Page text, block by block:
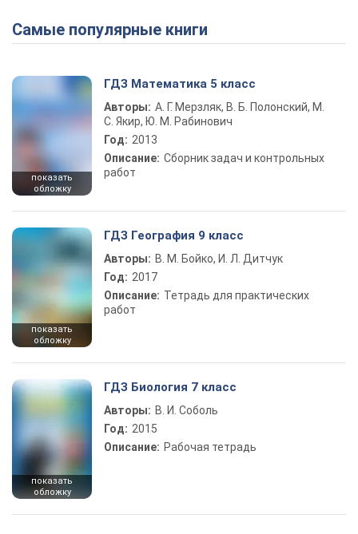
Самые популярные книги
показать
обложку
ГДЗ Математика 5 класс
Авторы: А. Г. Мерзляк, В. Б. Полонский, М.
С. Якир, Ю. М. Рабинович
Год: 2013
Описание: Сборник задач и контрольных
работ
показать
обложку
ГДЗ География 9 класс
Авторы: В. М. Бойко, И. Л. Дитчук
Год: 2017
Описание: Тетрадь для практических
работ
показать
обложку
ГДЗ Биология 7 класс
Авторы: В. И. Соболь
Год: 2015
Описание: Рабочая тетрадь